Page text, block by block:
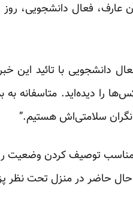
با تائید این
را دیده‌اید. متاسفانه
سلامتی‌اش هستیم.”
توصیف کردن وضعیت
حاضر در منزل تحت نظر